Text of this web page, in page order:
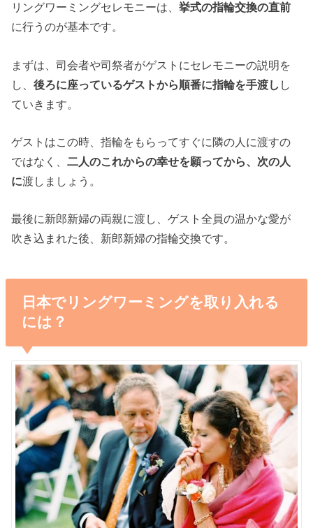
リングワーミングセレモニーは、挙式の指輪交換の直前
に行うのが基本です。
まずは、司会者や司祭者がゲストにセレモニーの説明を
し、後ろに座っているゲストから順番に指輪を手渡し し
ていきます。
ゲストはこの時、指輪をもらってすぐに隣の人に渡すの
ではなく、二人のこれからの幸せを願ってから、次の人
に渡しましょう。
最後に新郎新婦の両親に渡し、ゲスト全員の温かな愛が
吹き込まれた後、新郎新婦の指輪交換です。
日本でリングワーミングを取り入れる
には？